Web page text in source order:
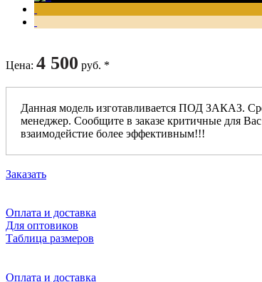
Цена: 4 500 руб. *
Данная модель изготавливается ПОД ЗАКАЗ.
менеджер. Сообщите в заказе критичные для
взаимодейстие более эффективным!!!
Заказать
Оплата и доставка
Для оптовиков
Таблица размеров
Оплата и доставка